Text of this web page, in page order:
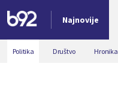
Najnovije
Nova vest
Politika Društvo Hronika